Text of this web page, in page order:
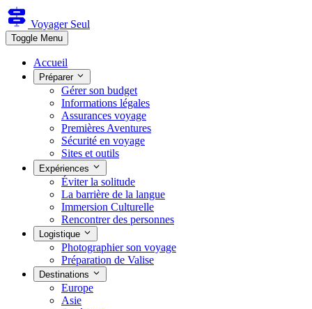
Voyager Seul
Toggle Menu
Accueil
Préparer
Gérer son budget
Informations légales
Assurances voyage
Premières Aventures
Sécurité en voyage
Sites et outils
Expériences
Éviter la solitude
La barrière de la langue
Immersion Culturelle
Rencontrer des personnes
Logistique
Photographier son voyage
Préparation de Valise
Destinations
Europe
Asie